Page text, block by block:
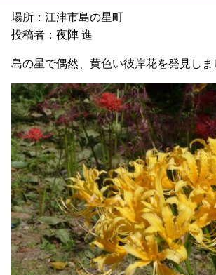
場所：江津市島の星町
投稿者：夜陣 進
島の星で偶然、黄色い彼岸花を発見しま